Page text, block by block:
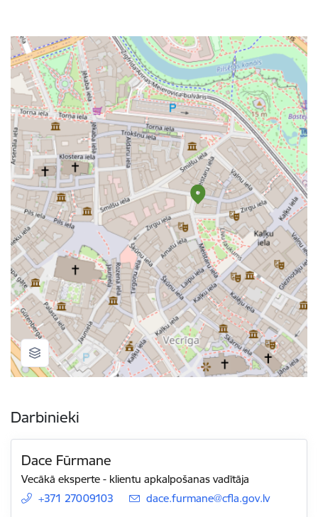
Darbinieki
Dace Fūrmane
Vecākā eksperte - klientu apkalpošanas vadītāja
+371 27009103
E-pasts:
dace.furmane@cfla.gov.lv